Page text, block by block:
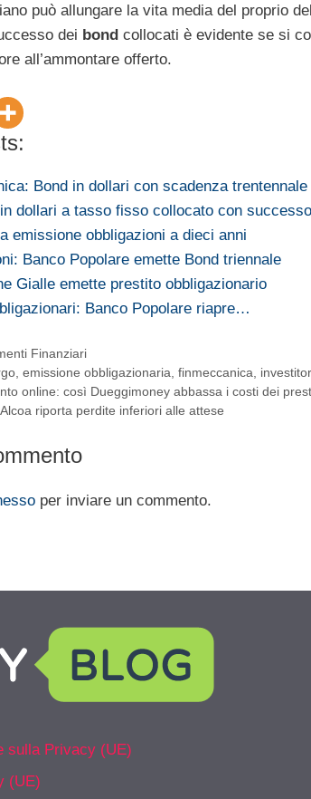
può allungare la vita media del proprio
dei bond collocati è evidente se si
all’ammontare offerto.
Bond in dollari con scadenza trentennale
dollari a tasso fisso collocato con successo
emissione obbligazioni a dieci anni
Banco Popolare emette Bond triennale
Gialle emette prestito obbligazionario
Banco Popolare riapre…
Finanziari
,emissione obbligazionaria ,finmeccanica
online: così Dueggimoney abbassa i costi dei
riporta perdite inferiori alle attese
per inviare un commento.
sulla Privacy (UE)
(UE)